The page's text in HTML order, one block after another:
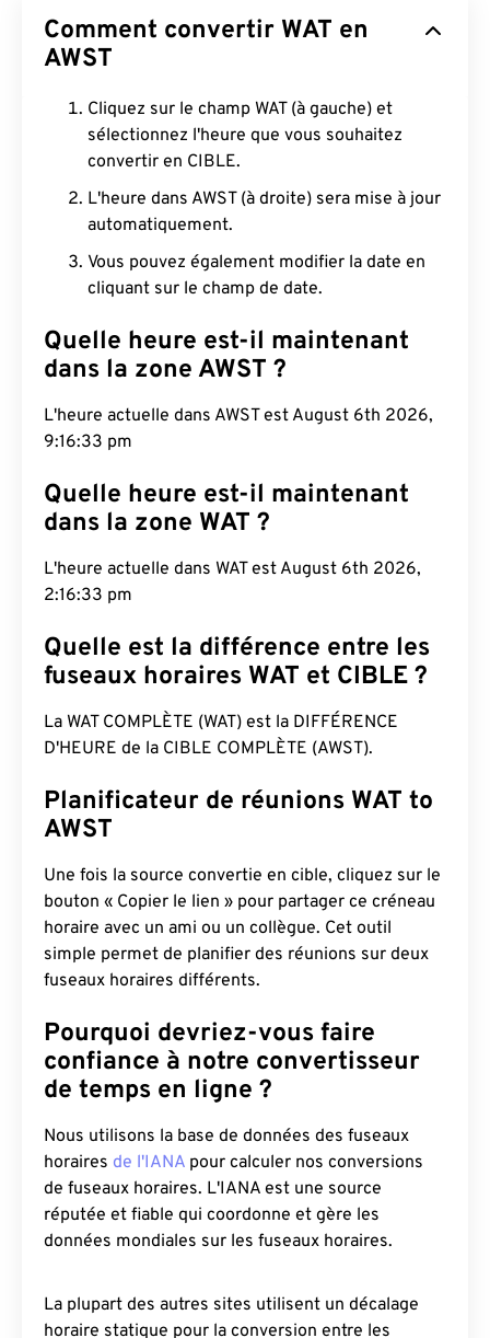
Comment convertir WAT en
AWST
Cliquez sur le champ WAT (à gauche) et
sélectionnez l'heure que vous souhaitez
convertir en CIBLE.
L'heure dans AWST (à droite) sera mise à jour
automatiquement.
Vous pouvez également modifier la date en
cliquant sur le champ de date.
Quelle heure est-il maintenant
dans la zone AWST ?
L'heure actuelle dans AWST est August 6th 2026,
9:16:34 pm
Quelle heure est-il maintenant
dans la zone WAT ?
L'heure actuelle dans WAT est August 6th 2026,
2:16:34 pm
Quelle est la différence entre les
fuseaux horaires WAT et CIBLE ?
La WAT COMPLÈTE (WAT) est la DIFFÉRENCE
D'HEURE de la CIBLE COMPLÈTE (AWST).
Planificateur de réunions WAT to
AWST
Une fois la source convertie en cible, cliquez sur le
bouton « Copier le lien » pour partager ce créneau
horaire avec un ami ou un collègue. Cet outil
simple permet de planifier des réunions sur deux
fuseaux horaires différents.
Pourquoi devriez-vous faire
confiance à notre convertisseur
de temps en ligne ?
Nous utilisons la base de données des fuseaux
horaires de l'IANA pour calculer nos conversions
de fuseaux horaires. L'IANA est une source
réputée et fiable qui coordonne et gère les
données mondiales sur les fuseaux horaires.
La plupart des autres sites utilisent un décalage
horaire statique pour la conversion entre les